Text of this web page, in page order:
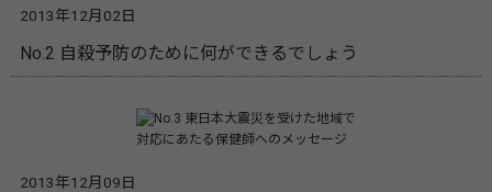
2013年12月02日
No.2 自殺予防のために何ができるでしょう
2013年12月09日